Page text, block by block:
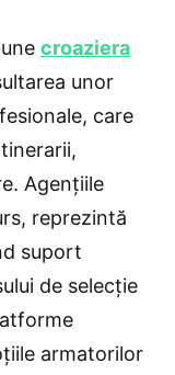
croaziera
unor
care
Agențiile
reprezintă
suport
de selecție
armatorilor